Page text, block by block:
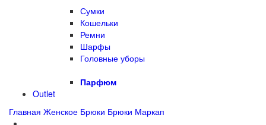
Сумки
Кошельки
Ремни
Шарфы
Головные уборы
Парфюм
Outlet
Главная Женское Брюки Брюки Маркап